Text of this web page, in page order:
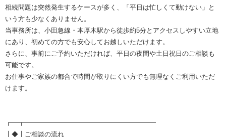
相続問題は突然発生するケースが多く、「平日は忙しくて動けない」と
いう方も少なくありません。
当事務所は、小田急線・本厚木駅から徒歩約5分とアクセスしやすい立地
にあり、初めての方でも安心してお越しいただけます。
さらに、事前にご予約いただければ、平日の夜間や土日祝日のご相談も
可能です。
お仕事やご家族の都合で時間が取りにくい方でも無理なくご利用いただ
けます。
┏━┳━━━━━━━━━━━━━━━━━━━━
┃◆┃ご相談の流れ